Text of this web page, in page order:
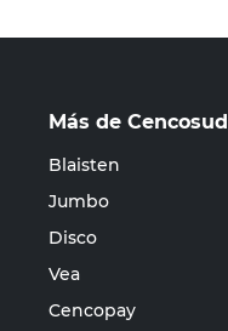
Más de Cencosud
Blaisten
Jumbo
Disco
Vea
Cencopay